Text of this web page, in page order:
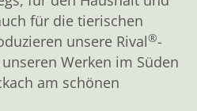
für die tierischen
unsere Rival®-
Werken im Süden
am schönen